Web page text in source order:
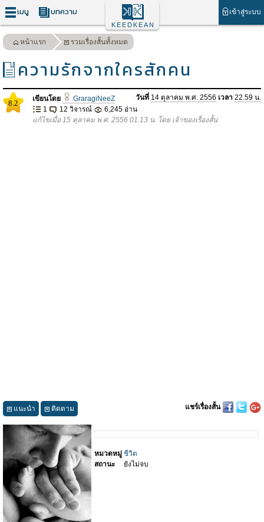
เมนู บทความ เข้าสู่ระบบ
KEEDKEAN
หน้าแรก รวมเรื่องสั้นทั้งหมด
ความรักจากใครสักคน
8.2 เขียนโดย GraragiNeeZ วันที่ 14 ตุลาคม พ.ศ. 2556 เวลา 22.59 น.
1
12 วิจารณ์
6,245 อ่าน
แก้ไขเมื่อ 15 ตุลาคม พ.ศ. 2556 01.13 น. โดย เจ้าของเรื่องสั้น
แนะนำ ติดตาม แชร์เรื่องสั้น
หมวดหมู่ ชีวิต
สถานะ
ยังไม่จบ